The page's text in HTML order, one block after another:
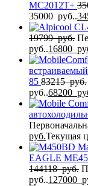
MC2012T+
35000 руб..
19799руб.
руб..16800
85 83215руб.
руб..68200
руб.Текущая
EAGLE
144118руб.
руб..127000